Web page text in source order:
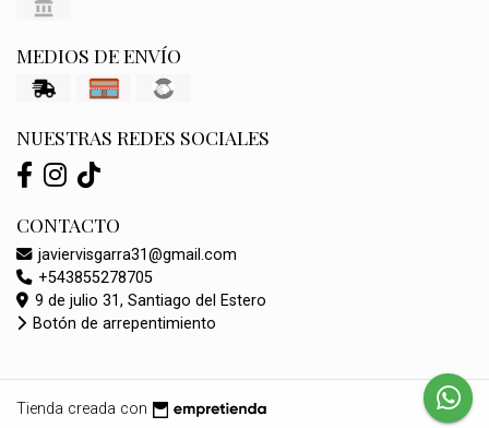
MEDIOS DE ENVÍO
NUESTRAS REDES SOCIALES
CONTACTO
javiervisgarra31@gmail.com
+543855278705
9 de julio 31, Santiago del Estero
Botón de arrepentimiento
Tienda creada con